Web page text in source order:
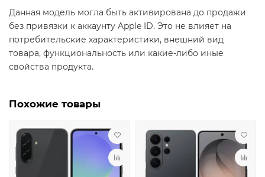
Данная модель могла быть активирована до продажи
без привязки к аккаунту Apple ID. Это не влияет на
потребительские характеристики, внешний вид
товара, функциональность или какие-либо иные
свойства продукта.
Похожие товары